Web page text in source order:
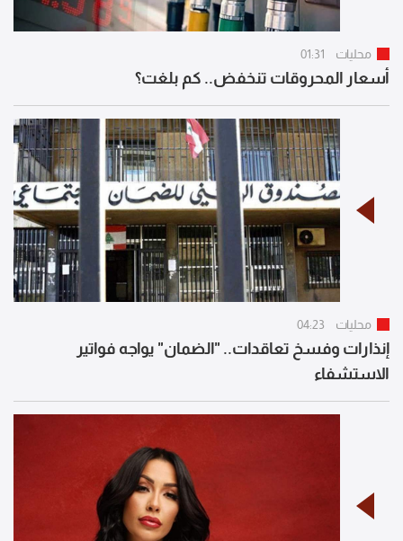
محليات 01:31
أسعار المحروقات تنخفض.. كم بلغت؟
محليات 04:23
إنذارات وفسخ تعاقدات.. "الضمان" يواجه فواتير
الاستشفاء